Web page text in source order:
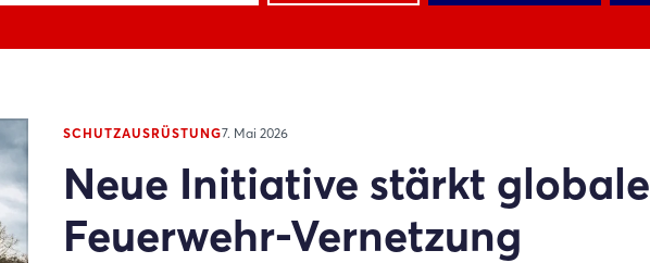
SCHUTZAUSRÜSTUNG7. Mai 2026
Neue Initiative stärkt globale
Feuerwehr-Vernetzung